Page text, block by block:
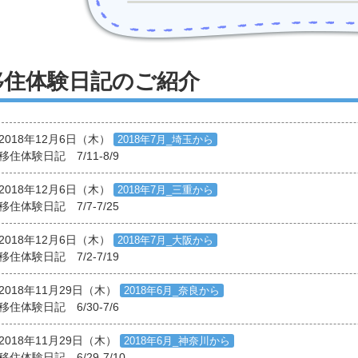
体験日記のご紹介
年12月6日（木）
2018年7月_埼玉から
住体験日記 7/11-8/9
年12月6日（木）
2018年7月_三重から
住体験日記 7/7-7/25
年12月6日（木）
2018年7月_大阪から
住体験日記 7/2-7/19
年11月29日（木）
2018年6月_奈良から
住体験日記 6/30-7/6
年11月29日（木）
2018年6月_神奈川から